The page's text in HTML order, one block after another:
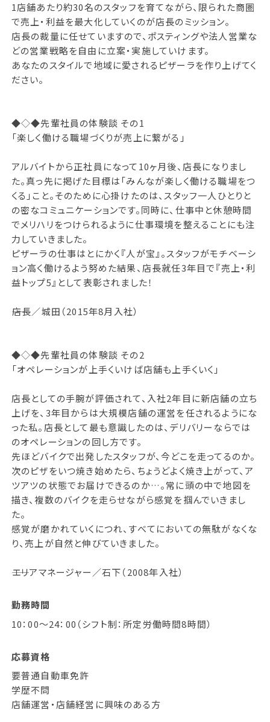
1店舗あたり約30名のスタッフを育てながら、限られた商圏
で売上・利益を最大化していくのが店長のミッション。
店長の裁量に任せていますので、ポスティングや法人営業な
どの営業戦略を自由に立案・実施していけます。
あなたのスタイルで地域に愛されるピザーラを作り上げてく
ださい。
◆◇◆先輩社員の体験談 その1
「楽しく働ける職場づくりが売上に繋がる」
アルバイトから正社員になって10ヶ月後、店長になりまし
た。真っ先に掲げた目標は「みんなが楽しく働ける職場をつ
くる」こと。そのために心掛けたのは、スタッフ一人ひとりと
の密なコミュニケーションです。同時に、仕事中と休憩時間
でメリハリをつけられるように仕事環境を整えることにも注
力していきました。
ピザーラの仕事はとにかく『人が宝』。スタッフがモチベーシ
ョン高く働けるよう努めた結果、店長就任3年目で『売上・利
益トップ5』として表彰されました！
――店長／城田（2015年8月入社）
◆◇◆先輩社員の体験談 その2
「オペレーションが上手くいけば店舗も上手くいく」
店長としての手腕が評価されて、入社2年目に新店舗の立ち
上げを、3年目からは大規模店舗の運営を任されるようにな
った私。店長として最も意識したのは、デリバリーならでは
のオペレーションの回し方です。
先ほどバイクで出発したスタッフが、今どこを走ってるのか。
次のピザをいつ焼き始めたら、ちょうどよく焼き上がって、ア
ツアツの状態でお届けできるのか…。常に頭の中で地図を
描き、複数のバイクを走らせながら感覚を掴んでいきまし
た。
感覚が磨かれていくにつれ、すべてにおいての無駄がなくな
り、売上が自然と伸びていきました。
――エリアマネージャー／石下（2008年入社）
勤務時間
10：00～24：00（シフト制：所定労働時間8時間）
応募資格
要普通自動車免許
学歴不問
店舗運営・店舗経営に興味のある方